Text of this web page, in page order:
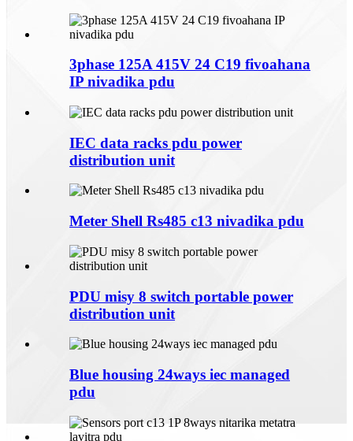
3phase 125A 415V 24 C19 fivoahana
IP nivadika pdu
IEC data racks pdu power
distribution unit
Meter Shell Rs485 c13 nivadika pdu
PDU misy 8 switch portable power
distribution unit
Blue housing 24ways iec managed
pdu